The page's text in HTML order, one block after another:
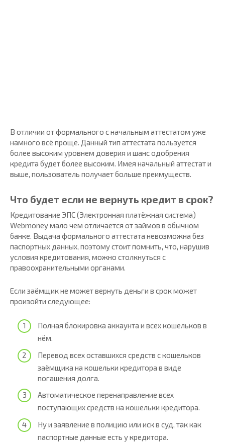
В отличии от формального с начальным аттестатом уже
намного всё проще. Данный тип аттестата пользуется
более высоким уровнем доверия и шанс одобрения
кредита будет более высоким. Имея начальный аттестат и
выше, пользователь получает больше преимуществ.
Что будет если не вернуть кредит в срок?
Кредитование ЭПС (Электронная платёжная система)
Webmoney мало чем отличается от займов в обычном
банке. Выдача формального аттестата невозможна без
паспортных данных, поэтому стоит помнить, что, нарушив
условия кредитования, можно столкнуться с
правоохранительными органами.
Если заёмщик не может вернуть деньги в срок может
произойти следующее:
Полная блокировка аккаунта и всех кошельков в
нём.
Перевод всех оставшихся средств с кошельков
заёмщика на кошельки кредитора в виде
погашения долга.
Автоматическое перенаправление всех
поступающих средств на кошельки кредитора.
Ну и заявление в полицию или иск в суд, так как
паспортные данные есть у кредитора.